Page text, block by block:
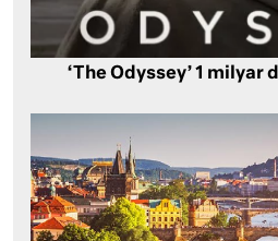
‘The Odyssey’ 1 milyar